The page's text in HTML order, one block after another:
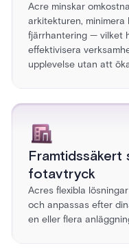
Acre minskar
arkitekturen,
fjärrhantering — vilket
effektivisera
upplevelse utan att
fotavtryck
Acres flexibla
och anpassas efter
en eller flera